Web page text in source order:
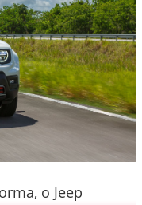
o Jeep